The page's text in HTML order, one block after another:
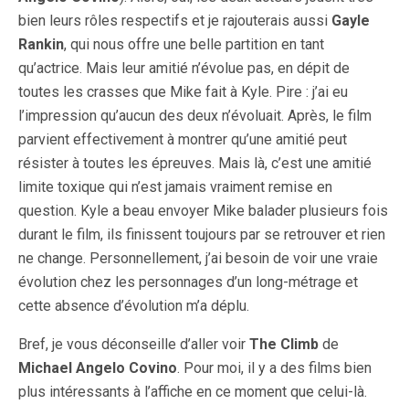
bien leurs rôles respectifs et je rajouterais aussi Gayle
Rankin, qui nous offre une belle partition en tant
qu’actrice. Mais leur amitié n’évolue pas, en dépit de
toutes les crasses que Mike fait à Kyle. Pire : j’ai eu
l’impression qu’aucun des deux n’évoluait. Après, le film
parvient effectivement à montrer qu’une amitié peut
résister à toutes les épreuves. Mais là, c’est une amitié
limite toxique qui n’est jamais vraiment remise en
question. Kyle a beau envoyer Mike balader plusieurs fois
durant le film, ils finissent toujours par se retrouver et rien
ne change. Personnellement, j’ai besoin de voir une vraie
évolution chez les personnages d’un long-métrage et
cette absence d’évolution m’a déplu.
Bref, je vous déconseille d’aller voir The Climb de
Michael Angelo Covino. Pour moi, il y a des films bien
plus intéressants à l’affiche en ce moment que celui-là.